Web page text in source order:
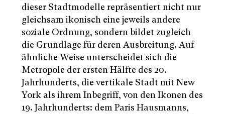
dieser Stadtmodelle repräsentiert nicht nur
gleichsam ikonisch eine jeweils andere
soziale Ordnung, sondern bildet zugleich
die Grundlage für deren Ausbreitung. Auf
ähnliche Weise unterscheidet sich die
Metropole der ersten Hälfte des 20.
Jahrhunderts, die vertikale Stadt mit New
York als ihrem Inbegriff, von den Ikonen des
19. Jahrhunderts: dem Paris Hausmanns,